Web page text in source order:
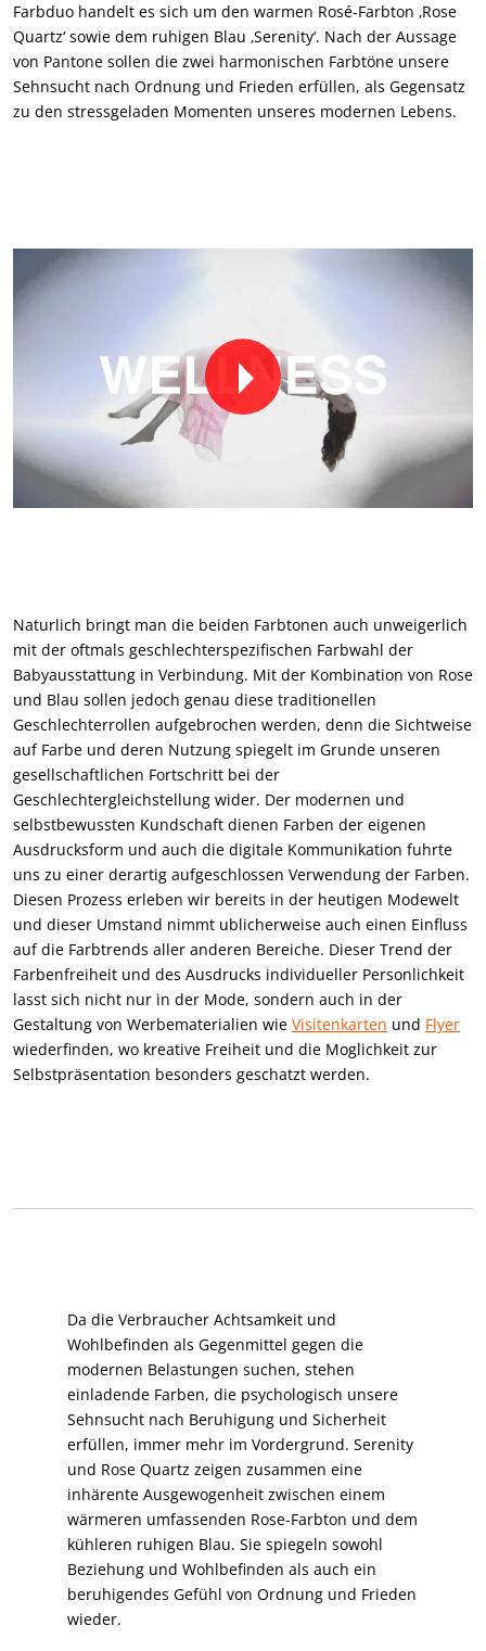
Farbduo handelt es sich um den warmen Rosé-Farbton ‚Rose
Quartz‘ sowie dem ruhigen Blau ‚Serenity‘. Nach der Aussage
von Pantone sollen die zwei harmonischen Farbtöne unsere
Sehnsucht nach Ordnung und Frieden erfüllen, als Gegensatz
zu den stressgeladen Momenten unseres modernen Lebens.
Naturlich bringt man die beiden Farbtonen auch unweigerlich
mit der oftmals geschlechterspezifischen Farbwahl der
Babyausstattung in Verbindung. Mit der Kombination von Rose
und Blau sollen jedoch genau diese traditionellen
Geschlechterrollen aufgebrochen werden, denn die Sichtweise
auf Farbe und deren Nutzung spiegelt im Grunde unseren
gesellschaftlichen Fortschritt bei der
Geschlechtergleichstellung wider. Der modernen und
selbstbewussten Kundschaft dienen Farben der eigenen
Ausdrucksform und auch die digitale Kommunikation fuhrte
uns zu einer derartig aufgeschlossen Verwendung der Farben.
Diesen Prozess erleben wir bereits in der heutigen Modewelt
und dieser Umstand nimmt ublicherweise auch einen Einfluss
auf die Farbtrends aller anderen Bereiche. Dieser Trend der
Farbenfreiheit und des Ausdrucks individueller Personlichkeit
lasst sich nicht nur in der Mode, sondern auch in der
Gestaltung von Werbematerialien wie Visitenkarten und Flyer
wiederfinden, wo kreative Freiheit und die Moglichkeit zur
Selbstpräsentation besonders geschatzt werden.
Da die Verbraucher Achtsamkeit und
Wohlbefinden als Gegenmittel gegen die
modernen Belastungen suchen, stehen
einladende Farben, die psychologisch unsere
Sehnsucht nach Beruhigung und Sicherheit
erfüllen, immer mehr im Vordergrund. Serenity
und Rose Quartz zeigen zusammen eine
inhärente Ausgewogenheit zwischen einem
wärmeren umfassenden Rose-Farbton und dem
kühleren ruhigen Blau. Sie spiegeln sowohl
Beziehung und Wohlbefinden als auch ein
beruhigendes Gefühl von Ordnung und Frieden
wieder.